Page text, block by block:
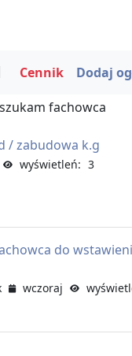
Cennik Dodaj
fachowca
/ zabudowa k.g
wyświetleń: 3
do
wczoraj